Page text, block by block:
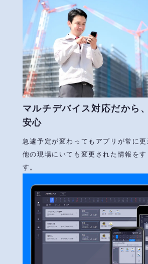
マルチデバイス対応だから
安心
急遽予定が変わってもアプリが常に更
他の現場にいても変更された情報をす
す。